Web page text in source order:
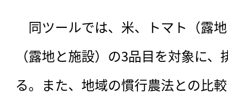
同ツールでは、米、トマト（露
（露地と施設）の3品目を対象に
る。また、地域の慣行農法との比